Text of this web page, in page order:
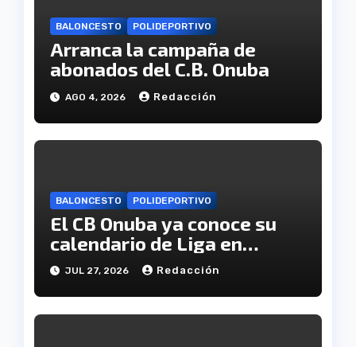
BALONCESTO POLIDEPORTIVO
Arranca la campaña de
abonados del C.B. Onuba
AGO 4, 2026 Redacción
BALONCESTO POLIDEPORTIVO
El CB Onuba ya conoce su
calendario de Liga en
Tercera FEB
JUL 27, 2026 Redacción